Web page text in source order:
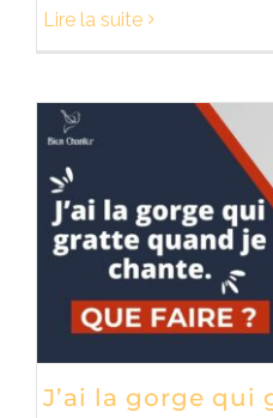
Lire la suite
J’ai la gorge qui